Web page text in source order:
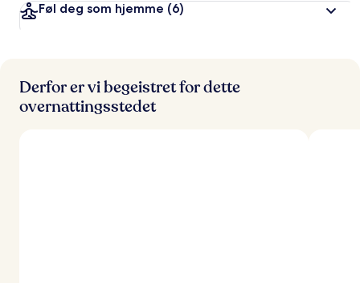
Føl deg som hjemme (6)
Derfor er vi begeistret for dette
overnattingsstedet